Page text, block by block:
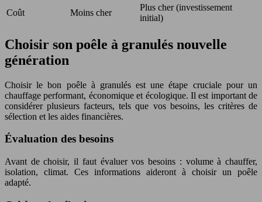
Coût
Moins cher
Plus cher (investissement
initial)
Choisir son poêle à granulés nouvelle
génération
Choisir le bon poêle à granulés est une étape cruciale pour un
chauffage performant, économique et écologique. Il est important de
considérer plusieurs facteurs, tels que vos besoins, les critères de
sélection et les aides financières.
Évaluation des besoins
Avant de choisir, il faut évaluer vos besoins : volume à chauffer,
isolation, climat. Ces informations aideront à choisir un poêle
adapté.